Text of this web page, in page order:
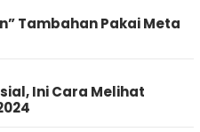
Tambahan Pakai Meta
Ini Cara Melihat